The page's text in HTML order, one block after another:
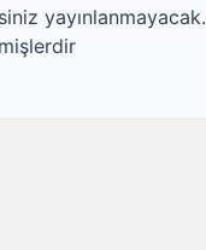
yayınlanmayacak.